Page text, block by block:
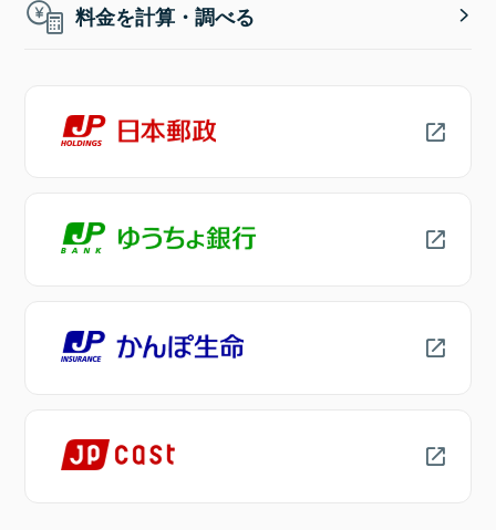
料金を計算・調べる